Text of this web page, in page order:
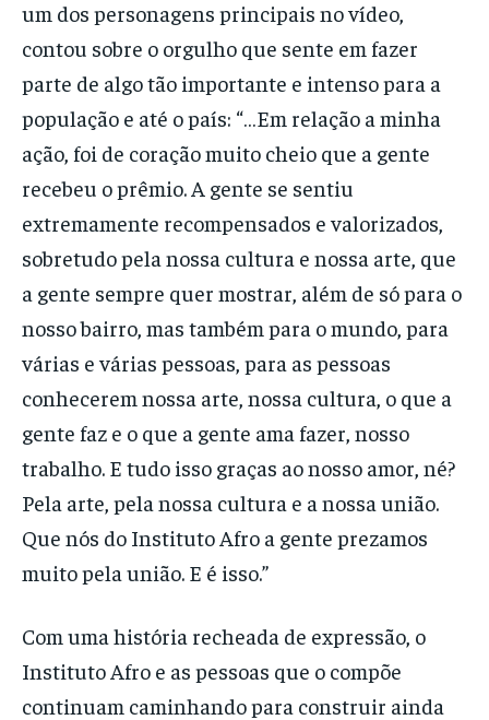
um dos personagens principais no vídeo,
contou sobre o orgulho que sente em fazer
parte de algo tão importante e intenso para a
população e até o país: “…Em relação a minha
ação, foi de coração muito cheio que a gente
recebeu o prêmio. A gente se sentiu
extremamente recompensados e valorizados,
sobretudo pela nossa cultura e nossa arte, que
a gente sempre quer mostrar, além de só para o
nosso bairro, mas também para o mundo, para
várias e várias pessoas, para as pessoas
conhecerem nossa arte, nossa cultura, o que a
gente faz e o que a gente ama fazer, nosso
trabalho. E tudo isso graças ao nosso amor, né?
Pela arte, pela nossa cultura e a nossa união.
Que nós do Instituto Afro a gente prezamos
muito pela união. E é isso.”
Com uma história recheada de expressão, o
Instituto Afro e as pessoas que o compõe
continuam caminhando para construir ainda